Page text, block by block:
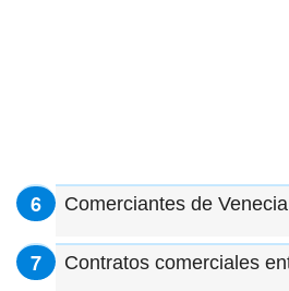
Comerciantes de
Contratos comerciales